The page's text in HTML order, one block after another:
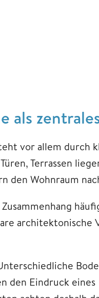
als
vor allem durch
Terrassen
den Wohnraum
architektonische
den Eindruck eines